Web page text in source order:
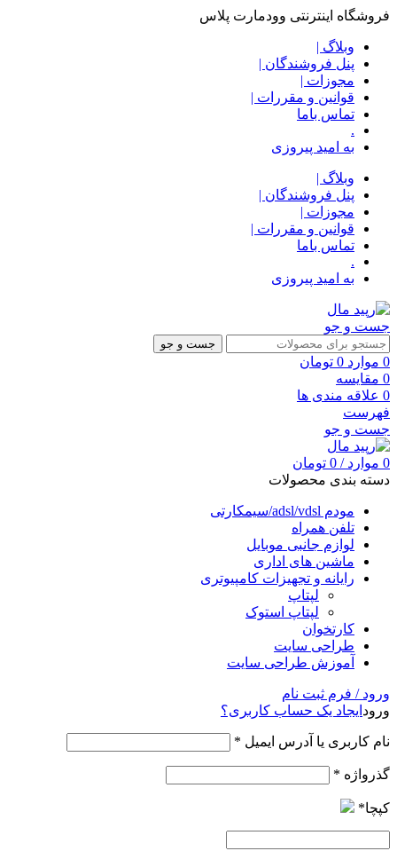
فروشگاه اینترنتی وودمارت پلاس
وبلاگ |
پنل فروشندگان |
مجوزات |
قوانین و مقررات |
تماس باما
.
به امید پیروزی
وبلاگ |
پنل فروشندگان |
مجوزات |
قوانین و مقررات |
تماس باما
.
به امید پیروزی
جست و جو
جست و جو
0 موارد 0 تومان
0 مقایسه
0 علاقه مندی ها
فهرست
جست و جو
0 موارد /
0 تومان
دسته بندی محصولات
مودم adsl/vdsl/سیمکارتی
تلفن همراه
لوازم جانبی موبایل
ماشین های اداری
رایانه و تجهیزات کامپیوتری
لپتاپ
لپتاپ استوک
کارتخوان
طراحی سایت
آموزش طراحی سایت
ورود / فرم ثبت نام
ورود ایجاد یک حساب کاربری؟
نام کاربری یا آدرس ایمیل *
گذرواژه *
کپچا*